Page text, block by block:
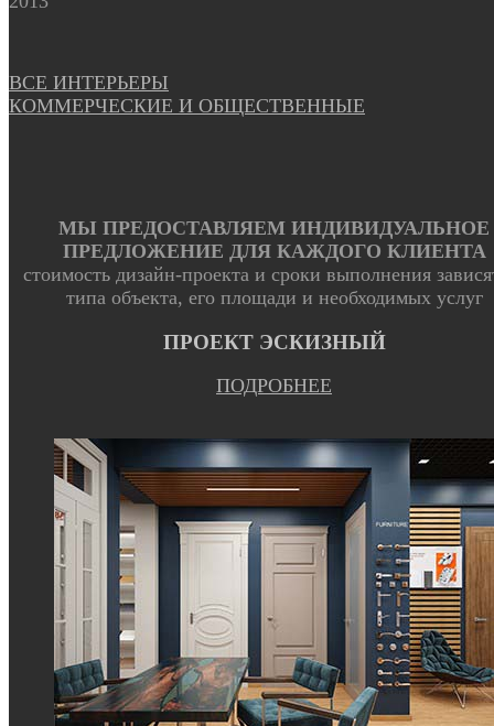
ВСЕ ИНТЕРЬЕРЫ
КОММЕРЧЕСКИЕ И ОБЩЕСТВЕННЫЕ
МЫ ПРЕДОСТАВЛЯЕМ ИНДИВИДУАЛЬНОЕ
ПРЕДЛОЖЕНИЕ ДЛЯ КАЖДОГО КЛИЕНТА
стоимость дизайн-проекта и сроки выполнения
типа объекта, его площади и необходимых услуг
ПРОЕКТ ЭСКИЗНЫЙ
ПОДРОБНЕЕ